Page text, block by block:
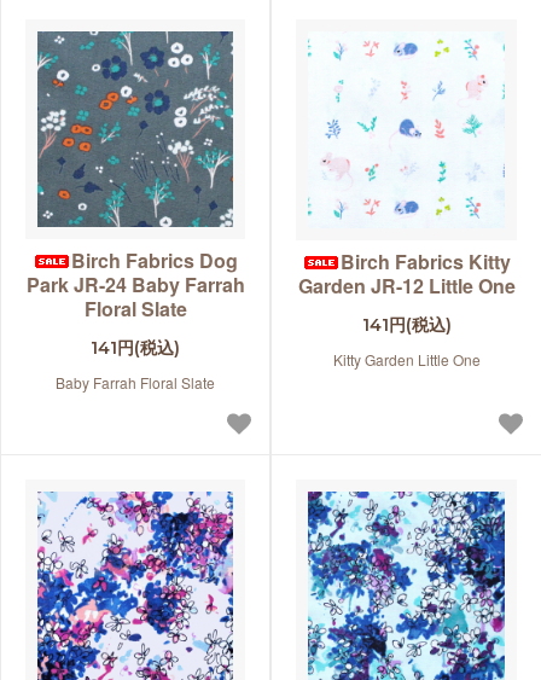
Birch Fabrics Dog
Park JR-24 Baby Farrah
Floral Slate
141円(税込)
Baby Farrah Floral Slate
Birch Fabrics Kitty
Garden JR-12 Little One
141円(税込)
Kitty Garden Little One